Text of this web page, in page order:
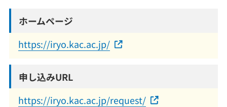
ホームページ
https://iryo.kac.ac.jp/
申し込みURL
https://iryo.kac.ac.jp/request/